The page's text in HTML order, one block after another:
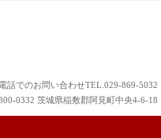
話でのお問い合わせTEL.029-869-5032
0332 茨城県稲敷郡阿見町中央4-6-18